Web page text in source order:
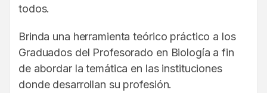
todos.
Brinda una herramienta teórico práctico a los
Graduados del Profesorado en Biología a fin
de abordar la temática en las instituciones
donde desarrollan su profesión.